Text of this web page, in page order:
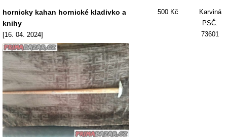
hornicky kahan hornické kladivko a
knihy
[16. 04. 2024]
500 Kč
Karviná
PSČ:
73601